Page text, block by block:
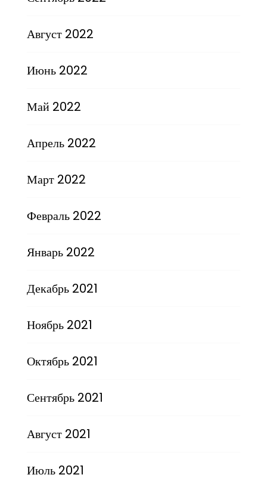
Август 2022
Июнь 2022
Май 2022
Апрель 2022
Март 2022
Февраль 2022
Январь 2022
Декабрь 2021
Ноябрь 2021
Октябрь 2021
Сентябрь 2021
Август 2021
Июль 2021